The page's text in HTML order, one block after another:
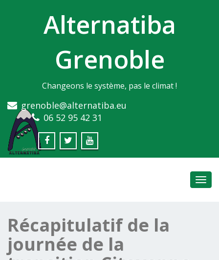
Alternatiba
Grenoble
Changeons le système, pas le climat !
grenoble@alternatiba.eu
06 52 95 42 31
Récapitulatif de la
journée de la